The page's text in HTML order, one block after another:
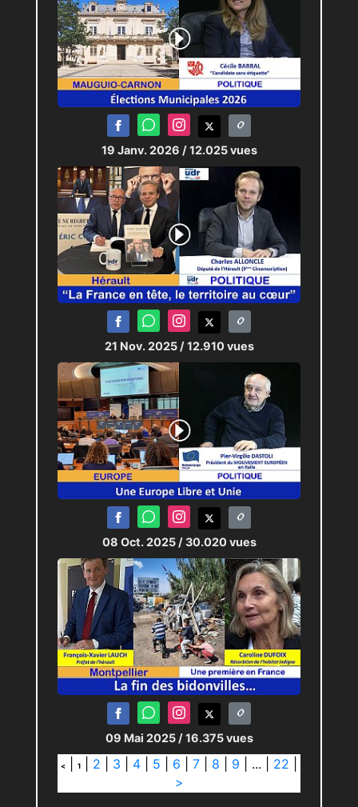
19 Janv. 2026 / 12.025 vues
21 Nov. 2025 / 12.910 vues
08 Oct. 2025 / 30.020 vues
09 Mai 2025 / 16.375 vues
< 1 2 3 4 5 6 7 8 9 ... 22
>